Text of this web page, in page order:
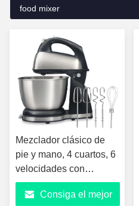
food mixer
Mezclador clásico de
pie y mano, 4 cuartos, 6
velocidades con
explosión rápida,
descanso del tazón,
Consiga el mejor